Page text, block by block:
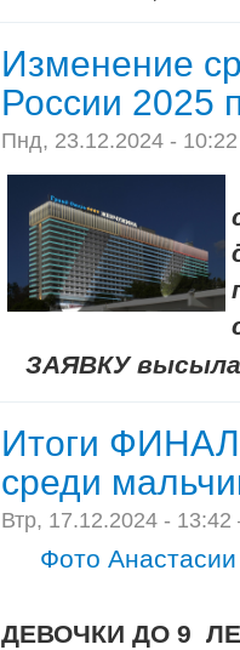
Изменение
России 2025
Пнд, 23.12.2024 -
ЗАЯВКУ
Итоги
среди
Втр, 17.12.2024 -
Фото
ДЕВОЧКИ ДО 9